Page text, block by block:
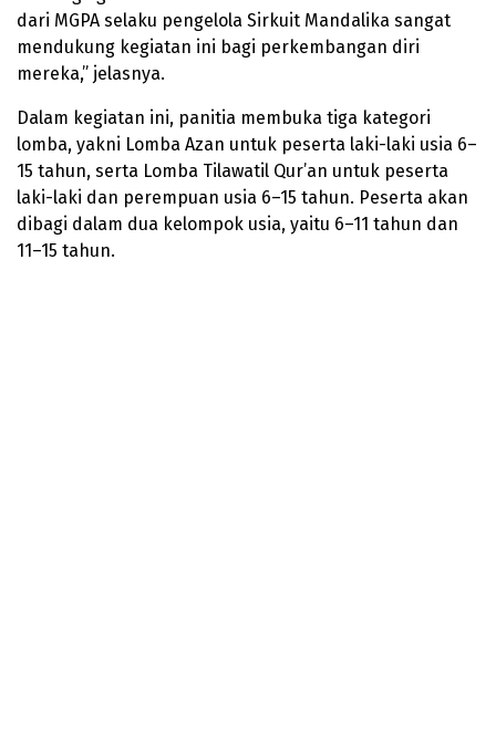
dari MGPA selaku pengelola Sirkuit Mandalika sangat
mendukung kegiatan ini bagi perkembangan diri
mereka,” jelasnya.
Dalam kegiatan ini, panitia membuka tiga kategori
lomba, yakni Lomba Azan untuk peserta laki-laki usia 6–
15 tahun, serta Lomba Tilawatil Qur’an untuk peserta
laki-laki dan perempuan usia 6–15 tahun. Peserta akan
dibagi dalam dua kelompok usia, yaitu 6–11 tahun dan
11–15 tahun.